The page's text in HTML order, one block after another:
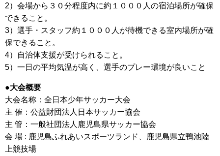
2）会場から３０分程度内に約１０００人の宿泊場所が確保
できること。
3）選手・スタッフ約１０００人が待機できる室内場所が確
保できること。
4）自治体支援が受けられること。
5）一日の平均気温が高く、選手のプレー環境が良いこと
●大会概要
大会名称：全日本少年サッカー大会
主 催：公益財団法人日本サッカー協会
主 管：一般社団法人鹿児島県サッカー協会
会 場 : 鹿児島ふれあいスポーツランド、鹿児島県立鴨池陸
上競技場